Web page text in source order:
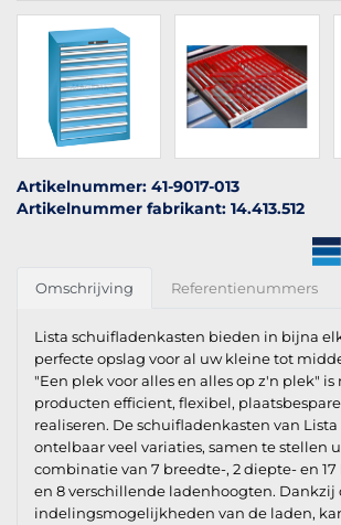
Artikelnummer: 41-9017-013
Artikelnummer fabrikant: 14.413.512
Omschrijving Referentienummers
Lista schuifladenkasten bieden in bijna
perfecte opslag voor al uw kleine tot
"Een plek voor alles en alles op z'n plek" is
producten efficient, flexibel,
realiseren. De schuifladenkasten van
ontelbaar veel variaties, samen te stellen
combinatie van 7 breedte-, 2 diepte- en
en 8 verschillende ladenhoogten.
indelingsmogelijkheden van de laden,